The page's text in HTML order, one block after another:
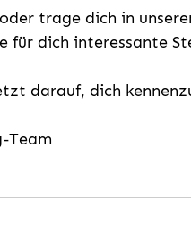
oder trage dich in
für dich interessante
darauf, dich
Team